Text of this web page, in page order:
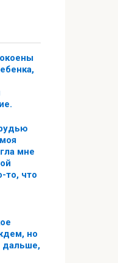
мне
то, что
но
дальше,